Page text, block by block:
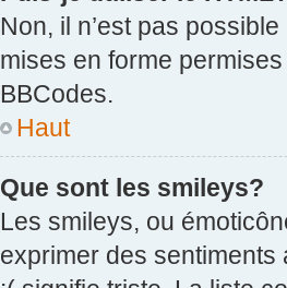
Non, il n’est pas
mises en forme
BBCodes.
Haut
Que sont les smileys?
Les smileys, ou
exprimer des